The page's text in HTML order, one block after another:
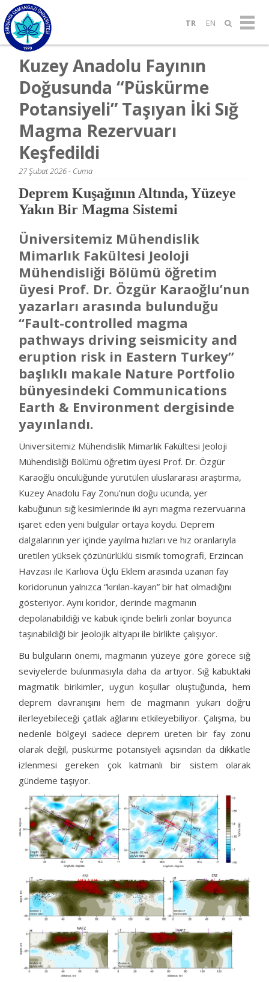
TR EN
Kuzey Anadolu Fayının
Doğusunda “Püskürme
Potansiyeli” Taşıyan İki Sığ
Magma Rezervuarı
Keşfedildi
27 Şubat 2026 - Cuma
Deprem Kuşağının Altında, Yüzeye
Yakın Bir Magma Sistemi
Üniversitemiz Mühendislik
Mimarlık Fakültesi Jeoloji
Mühendisliği Bölümü öğretim
üyesi Prof. Dr. Özgür Karaoğlu’nun
yazarları arasında bulunduğu
“Fault-controlled magma
pathways driving seismicity and
eruption risk in Eastern Turkey”
başlıklı makale Nature Portfolio
bünyesindeki Communications
Earth & Environment dergisinde
yayınlandı.
Üniversitemiz Mühendislik Mimarlık Fakültesi Jeoloji
Mühendisliği Bölümü öğretim üyesi Prof. Dr. Özgür
Karaoğlu öncülüğünde yürütülen uluslararası araştırma,
Kuzey Anadolu Fay Zonu’nun doğu ucunda, yer
kabuğunun sığ kesimlerinde iki ayrı magma rezervuarına
işaret eden yeni bulgular ortaya koydu. Deprem
dalgalarının yer içinde yayılma hızları ve hız oranlarıyla
üretilen yüksek çözünürlüklü sismik tomografi, Erzincan
Havzası ile Karlıova Üçlü Eklem arasında uzanan fay
koridorunun yalnızca “kırılan-kayan” bir hat olmadığını
gösteriyor. Aynı koridor, derinde magmanın
depolanabildiği ve kabuk içinde belirli zonlar boyunca
taşınabildiği bir jeolojik altyapı ile birlikte çalışıyor.
Bu bulguların önemi, magmanın yüzeye göre görece sığ
seviyelerde bulunmasıyla daha da artıyor. Sığ kabuktaki
magmatik birikimler, uygun koşullar oluştuğunda, hem
deprem davranışını hem de magmanın yukarı doğru
ilerleyebileceği çatlak ağlarını etkileyebiliyor. Çalışma, bu
nedenle bölgeyi sadece deprem üreten bir fay zonu
olarak değil, püskürme potansiyeli açısından da dikkatle
izlenmesi gereken çok katmanlı bir sistem olarak
gündeme taşıyor.